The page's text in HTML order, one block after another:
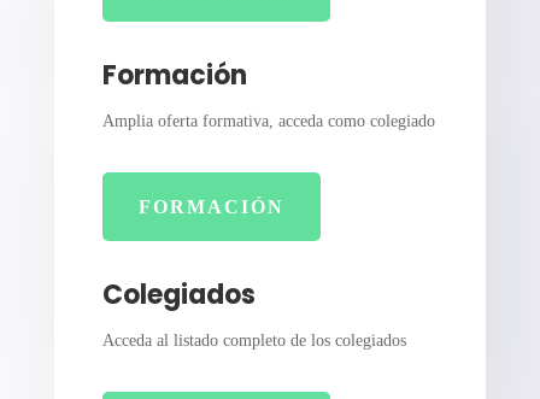
Formación
Amplia oferta formativa, acceda como colegiado
FORMACIÓN
Colegiados
Acceda al listado completo de los colegiados